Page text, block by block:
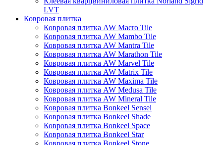
LVT
Ковровая плитка
Ковровая плитка AW Macro Tile
Ковровая плитка AW Mambo Tile
Ковровая плитка AW Mantra Tile
Ковровая плитка AW Marathon Tile
Ковровая плитка AW Marvel Tile
Ковровая плитка AW Matrix Tile
Ковровая плитка AW Maxima Tile
Ковровая плитка AW Medusa Tile
Ковровая плитка AW Mineral Tile
Ковровая плитка Bonkeel Sensei
Ковровая плитка Bonkeel Shade
Ковровая плитка Bonkeel Space
Ковровая плитка Bonkeel Star